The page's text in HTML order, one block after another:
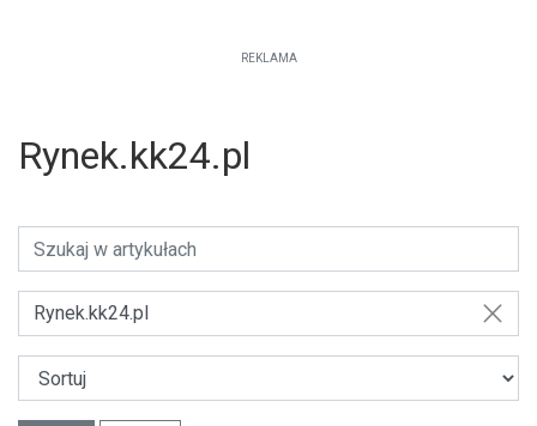
REKLAMA
Rynek.kk24.pl
Rynek.kk24.pl